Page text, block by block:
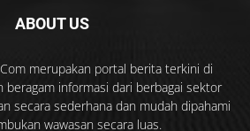
ABOUT US
merupakan portal berita terkini di
beragam informasi dari berbagai sektor
secara sederhana dan mudah dipahami
wawasan secara luas.